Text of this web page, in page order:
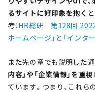
るサイトに好印象を抱く
考：HR総研 第128回 2022
ホームページ」と「インタ
また先の章でも説明した通
内容」や「企業情報」を重
ています。つまり、これ